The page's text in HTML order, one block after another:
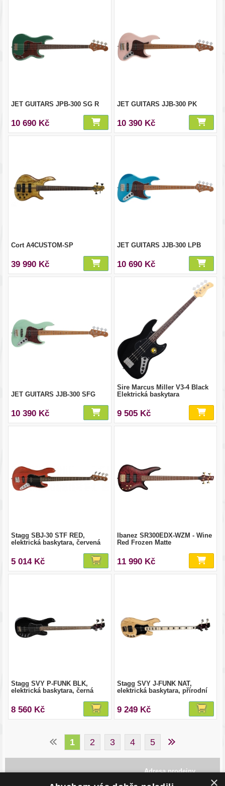
JET GUITARS JPB-300 SG R
10 690 Kč
JET GUITARS JJB-300 PK
10 390 Kč
Cort A4CUSTOM-SP
39 990 Kč
JET GUITARS JJB-300 LPB
10 690 Kč
JET GUITARS JJB-300 SFG
10 390 Kč
Sire Marcus Miller V3-4 Black
Elektrická baskytara
9 505 Kč
Stagg SBJ-30 STF RED,
elektrická baskytara, červená
5 014 Kč
Ibanez SR300EDX-WZM - Wine
Red Frozen Matte
11 990 Kč
Stagg SVY P-FUNK BLK,
elektrická baskytara, černá
8 560 Kč
Stagg SVY J-FUNK NAT,
elektrická baskytara, přírodní
9 249 Kč
1 2 3 4 5
Adresa prodejny
Havlíčkovo Nábřeží 28,×